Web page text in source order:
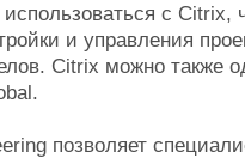
с
и управления
Citrix можно также
позволяет